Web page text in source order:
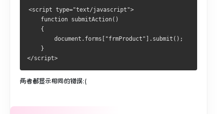
<script type="text/javascript">
    function submitAction()
    {
        document.forms["frmProduct"].submit();
    }
</script>
两者都显示相同的错误:(